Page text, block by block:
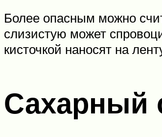
Более опасным можно
слизистую может
кисточкой наносят на
Сахарный